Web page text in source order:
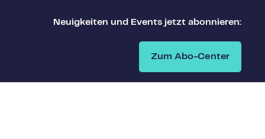
Neuigkeiten und Events jetzt abonnieren:
Zum Abo-Center